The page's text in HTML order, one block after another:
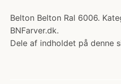
Belton Belton Ral 6006.
BNFarver.dk.
Dele af indholdet på denne